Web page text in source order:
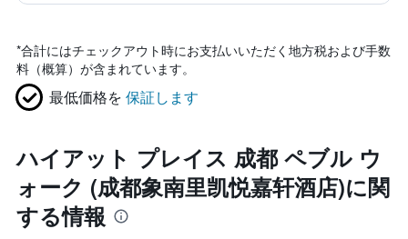
*合計にはチェックアウト時にお支払いいただく地方税および手数
料（概算）が含まれています。
最低価格を 保証します
ハイアット プレイス 成都 ペブル ウ
ォーク (成都象南里凯悦嘉轩酒店)に関
する情報